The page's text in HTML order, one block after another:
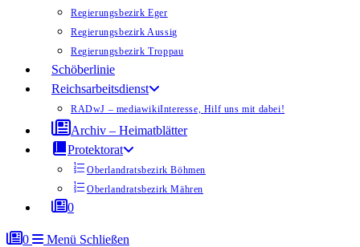
Regierungsbezirk Eger
Regierungsbezirk Aussig
Regierungsbezirk Troppau
Schöberlinie
Reichsarbeitsdienst
RADwJ – mediawikiInteresse, Hilf uns mit dabei!
Archiv – Heimatblätter
Protektorat
Oberlandratsbezirk Böhmen
Oberlandratsbezirk Mähren
0
0 Menü Schließen